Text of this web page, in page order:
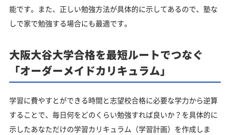
能です。また、正しい勉強方法が具体的に示してあるので、塾な
しで家で勉強する場合にも最適です。
大阪大谷大学合格を最短ルートでつなぐ
「オーダーメイドカリキュラム」
学習に費やすとができる時間と志望校合格に必要な学力から逆算
することで、毎日何をどのくらい勉強すれば良いか？を具体的に
示したあなただけの学習カリキュラム（学習計画）を作成しま